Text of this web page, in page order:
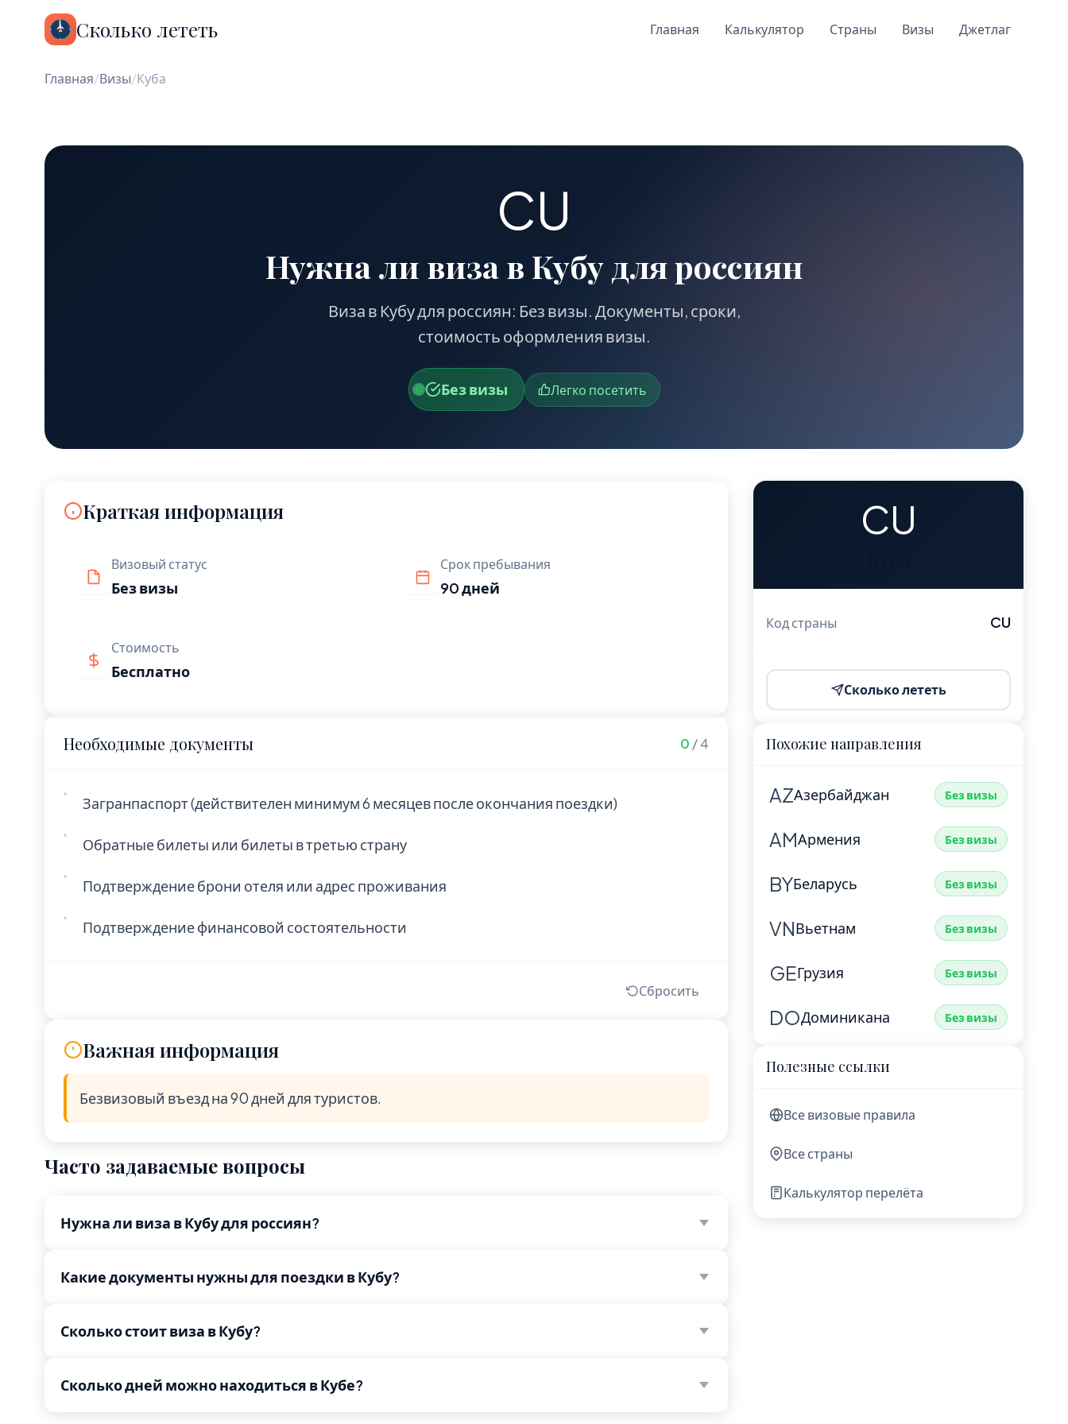
Сколько лететь Главная Калькулятор Страны Визы Джетлаг
Главная/Визы/Куба
CU
Нужна ли виза в Кубу для россиян
Виза в Кубу для россиян: Без визы. Документы, сроки,
стоимость оформления визы.
Без визы Легко посетить
Краткая информация
Визовый статус
Без визы
Срок пребывания
90 дней
Стоимость
Бесплатно
Необходимые документы 0 / 4
Загранпаспорт (действителен минимум 6 месяцев после окончания поездки)
Обратные билеты или билеты в третью страну
Подтверждение брони отеля или адрес проживания
Подтверждение финансовой состоятельности
Сбросить
Важная информация
Безвизовый въезд на 90 дней для туристов.
Часто задаваемые вопросы
Нужна ли виза в Кубу для россиян?
Какие документы нужны для поездки в Кубу?
Сколько стоит виза в Кубу?
Сколько дней можно находиться в Кубе?
CU
Код страны CU
Сколько лететь
Похожие направления
AZАзербайджан Без визы
AMАрмения Без визы
BYБеларусь Без визы
VNВьетнам Без визы
GEГрузия Без визы
DOДоминикана Без визы
Полезные ссылки
Все визовые правила
Все страны
Калькулятор перелёта